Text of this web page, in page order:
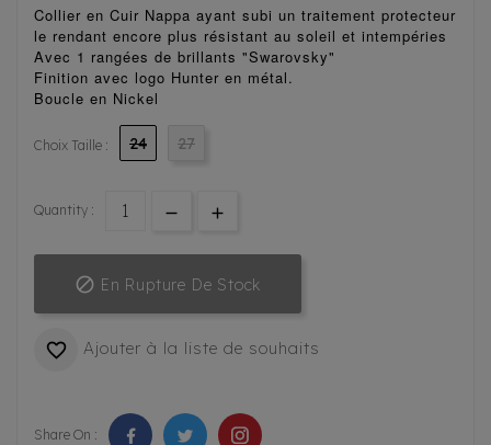
Collier en Cuir Nappa ayant subi un traitement protecteur
le rendant encore plus résistant au soleil et intempéries
Avec 1 rangées de brillants "Swarovsky"
Finition avec logo Hunter en métal.
Boucle en Nickel
Choix Taille : 24 27
Quantity :
 En Rupture De Stock
 Ajouter à la liste de souhaits
Share On :